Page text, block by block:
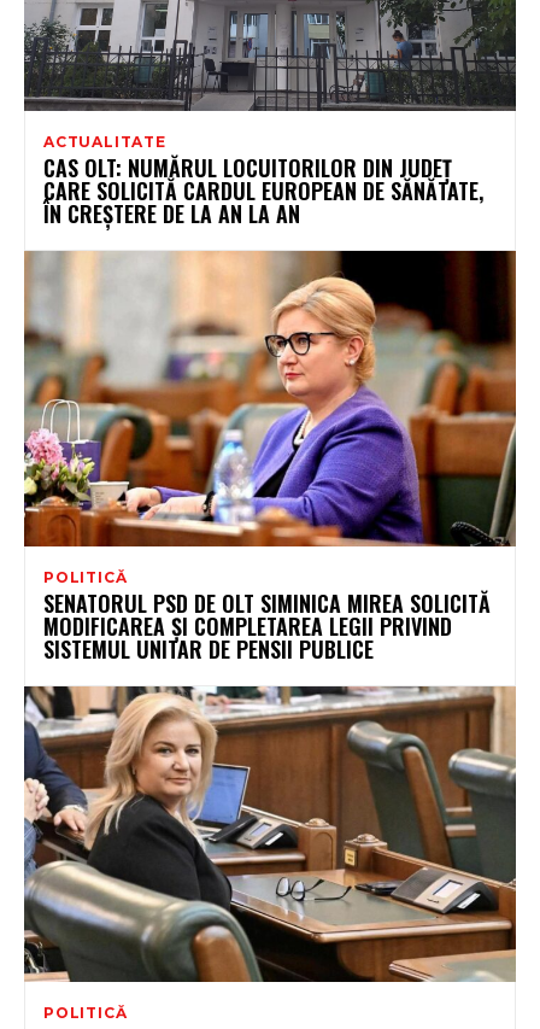
ACTUALITATE
CAS OLT: NUMĂRUL LOCUITORILOR DIN JUDEȚ
CARE SOLICITĂ CARDUL EUROPEAN DE SĂNĂTATE,
ÎN CREȘTERE DE LA AN LA AN
POLITICĂ
SENATORUL PSD DE OLT SIMINICA MIREA SOLICITĂ
MODIFICAREA ȘI COMPLETAREA LEGII PRIVIND
SISTEMUL UNITAR DE PENSII PUBLICE
POLITICĂ